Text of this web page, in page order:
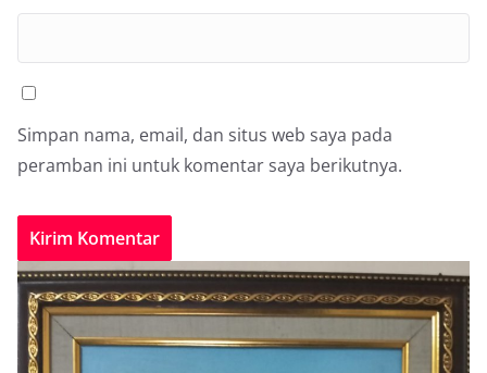
Simpan nama, email, dan situs web saya pada
peramban ini untuk komentar saya berikutnya.